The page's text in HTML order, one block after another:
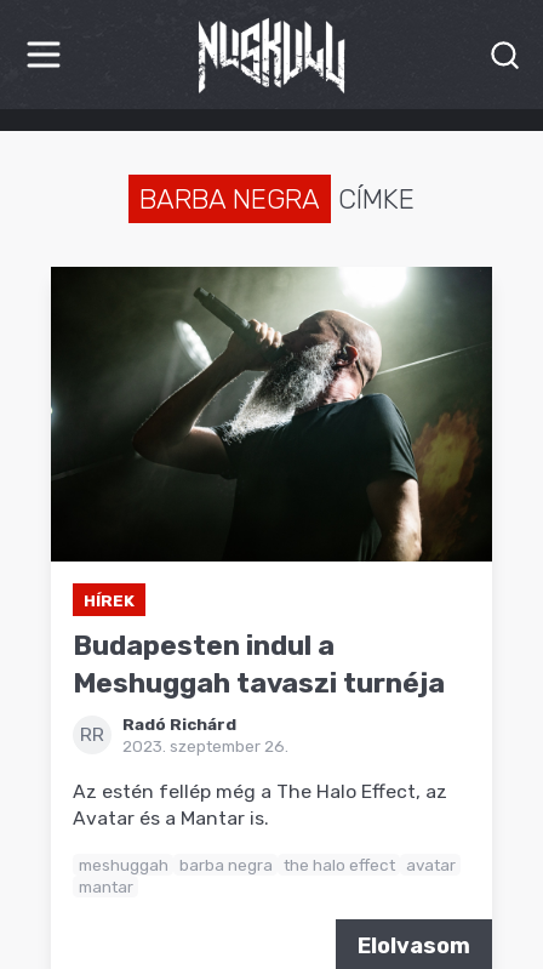
HÍREK
KULT
MÁSVILÁG
BARBA NEGRA CÍMKE
HÍREK
Budapesten indul a
Meshuggah tavaszi turnéja
RR
Radó Richárd
2023. szeptember 26.
Az estén fellép még a The Halo Effect, az
Avatar és a Mantar is.
meshuggah barba negra the halo effect
avatar
mantar
Elolvasom